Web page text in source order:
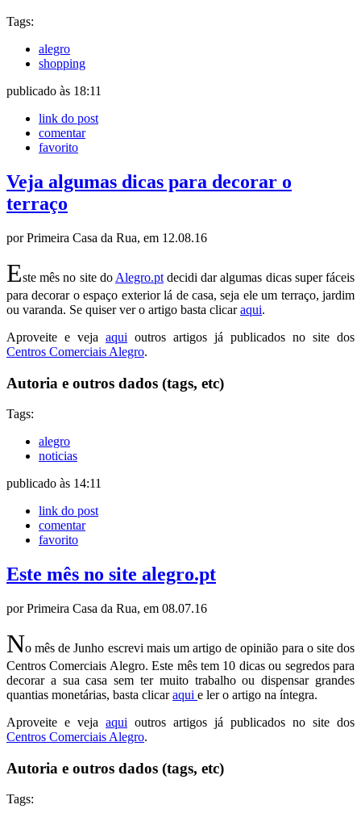
Tags:
alegro
shopping
publicado às 18:11
link do post
comentar
favorito
Veja algumas dicas para decorar o
terraço
por Primeira Casa da Rua, em 12.08.16
Este mês no site do Alegro.ptdecidi dar algumas dicas super fáceis
para decorar o espaço exterior lá de casa, seja ele um terraço, jardim
ou varanda. Se quiser ver o artigo basta clicaraqui.
Aproveite e veja aqui outros artigos já publicados no site dos
Centros Comerciais Alegro.
Autoria e outros dados (tags, etc)
Tags:
alegro
noticias
publicado às 14:11
link do post
comentar
favorito
Este mês no site alegro.pt
por Primeira Casa da Rua, em 08.07.16
No mês de Junho escrevi mais um artigo de opinião para o site dos
Centros Comerciais Alegro. Este mês tem 10 dicas ou segredos para
decorar a sua casa sem ter muito trabalho ou dispensar grandes
quantias monetárias, basta clicaraqui e ler o artigo na íntegra.
Aproveite e veja aqui outros artigos já publicados no site dos
Centros Comerciais Alegro.
Autoria e outros dados (tags, etc)
Tags: